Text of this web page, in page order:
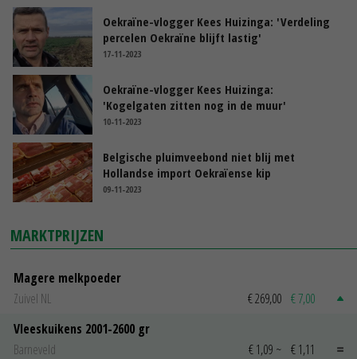
Oekraïne-vlogger Kees Huizinga: 'Verdeling
percelen Oekraïne blijft lastig'
17-11-2023
Oekraïne-vlogger Kees Huizinga:
'Kogelgaten zitten nog in de muur'
10-11-2023
Belgische pluimveebond niet blij met
Hollandse import Oekraïense kip
09-11-2023
MARKTPRIJZEN
Magere melkpoeder
Zuivel NL
€ 269,00 € 7,00
Vleeskuikens 2001-2600 gr
Barneveld
€ 1,09 ~ € 1,11